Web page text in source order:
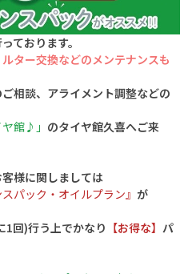
ております。
ター交換などのメンテナンスも
相談、アライメント調整などの
館♪」 のタイヤ館久喜へご来
様に関しましては
パック・オイルプラン』 が
1回)行う上でかなり 【お得な】 パ